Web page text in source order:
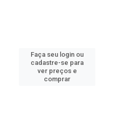
Faça seu login ou
cadastre-se para
ver preços e
comprar